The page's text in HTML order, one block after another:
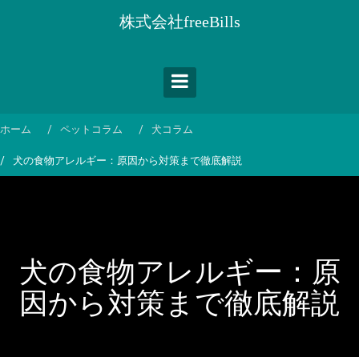
ス
ッ
株式会社freeBills
ホーム ペットコラム 犬コラム
犬の食物アレルギー：原因から対策まで徹底解説
犬の食物アレルギー：原
因から対策まで徹底解説